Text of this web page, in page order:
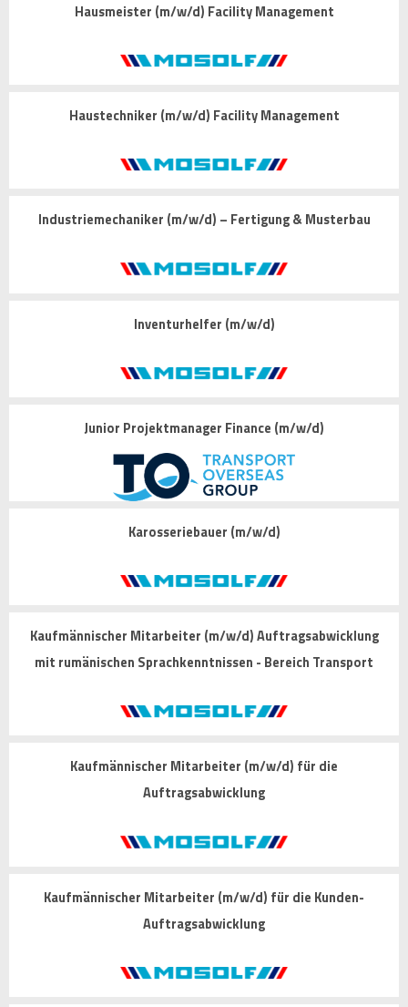
Hausmeister (m/w/d) Facility Management
Haustechniker (m/w/d) Facility Management
Industriemechaniker (m/w/d) – Fertigung & Musterbau
Inventurhelfer (m/w/d)
Junior Projektmanager Finance (m/w/d)
Karosseriebauer (m/w/d)
Kaufmännischer Mitarbeiter (m/w/d) Auftragsabwicklung
mit rumänischen Sprachkenntnissen - Bereich Transport
Kaufmännischer Mitarbeiter (m/w/d) für die
Auftragsabwicklung
Kaufmännischer Mitarbeiter (m/w/d) für die Kunden-
Auftragsabwicklung